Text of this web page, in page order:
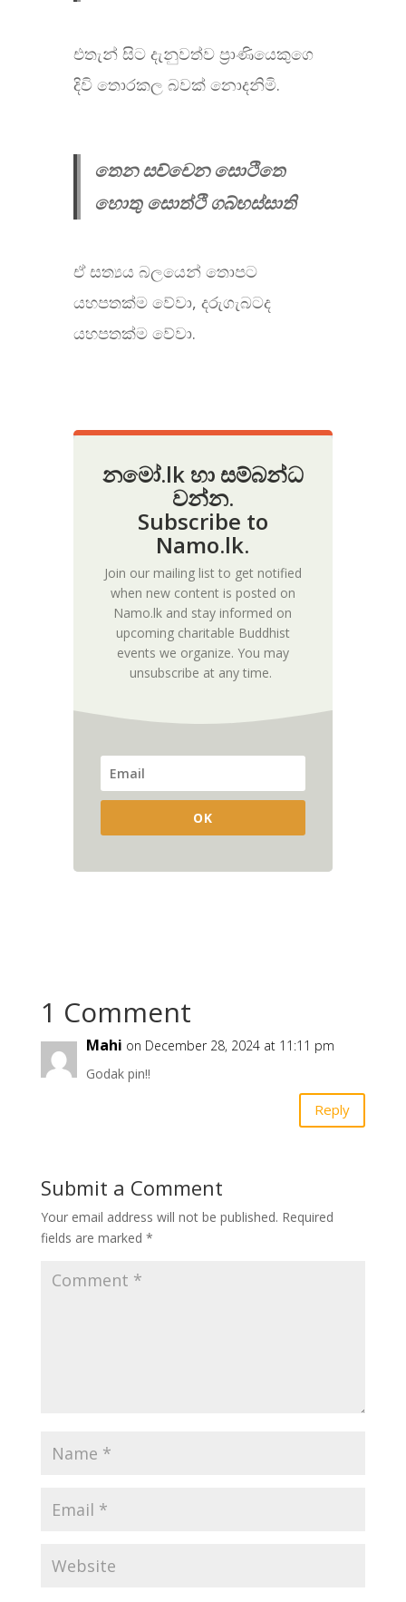
එතැන් සිට දැනුවත්ව ප්‍රාණියෙකුගෙ
දිවි තොරකල බවක් නොදනිමි.
තෙන සච්චෙන සොථිතෙ
හොතු සොත්ථි ගබ්භස්සාති
ඒ සත්‍යය බලයෙන් තොපට
යහපතක්ම වේවා, දරුගැබටද
යහපතක්ම වේවා.
නමෝ.lk හා සම්බන්ධ
වන්න.
Subscribe to
Namo.lk.
Join our mailing list to get notified
when new content is posted on
Namo.lk and stay informed on
upcoming charitable Buddhist
events we organize. You may
unsubscribe at any time.
OK
1 Comment
Mahi on December 28, 2024 at 11:11 pm
Godak pin!!
Reply
Submit a Comment
Your email address will not be published. Required
fields are marked *